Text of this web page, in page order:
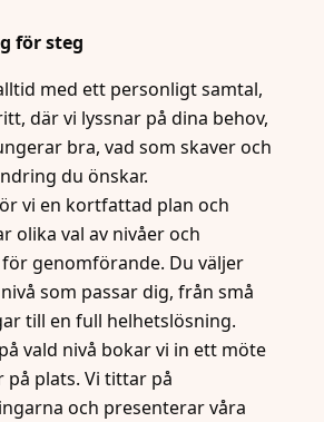
för steg
med ett personligt samtal,
där vi lyssnar på dina behov,
bra, vad som skaver och
du önskar.
vi en kortfattad plan och
olika val av nivåer och
genomförande. Du väljer
som passar dig, från små
till en full helhetslösning.
vald nivå bokar vi in ett möte
på plats. Vi tittar på
och presenterar våra